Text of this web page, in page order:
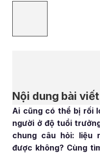
Nội dung bài viết
Ai cũng có thể bị rối
người ở độ tuổi
chung câu hỏi: liệu
được không? Cùng